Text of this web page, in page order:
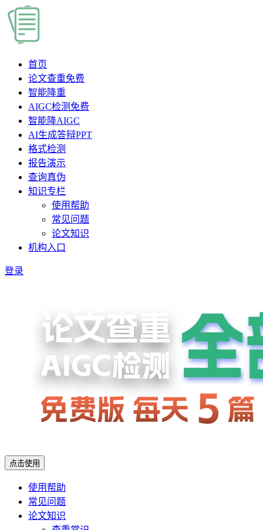
首页
论文查重免费
智能降重
AIGC检测 免费
智能降AIGC
AI生成答辩PPT
格式检测
报告演示
查询真伪
知识专栏
使用帮助
常见问题
论文知识
机构入口
登录
点击使用
使用帮助
常见问题
论文知识